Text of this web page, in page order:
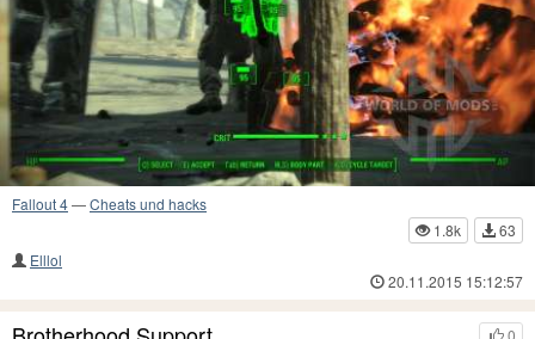
Fallout 4—Cheats und hacks
1.8k
63
Elllol
20.11.2015 15:12:57
0